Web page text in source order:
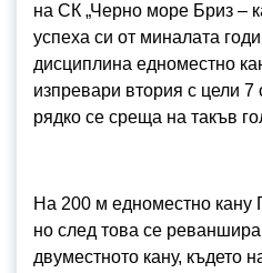
на СК „Черно море Бриз –
успеха си от миналата
дисциплина едноместно
изпревари втория с цели 7
рядко се среща на такъв
На 200 м едноместно кану
но след това се
двуместното кану, където